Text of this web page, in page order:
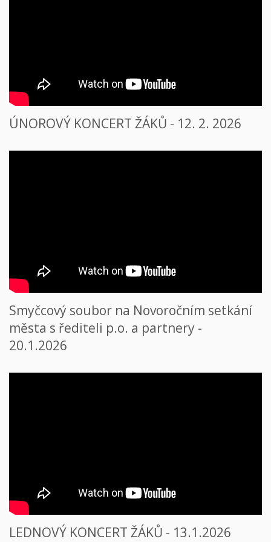
ÚNOROVÝ KONCERT ŽÁKŮ - 12. 2. 2026
Smyčcový soubor na Novoročním setkání
města s řediteli p.o. a partnery -
20.1.2026
LEDNOVÝ KONCERT ŽÁKŮ - 13.1.2026